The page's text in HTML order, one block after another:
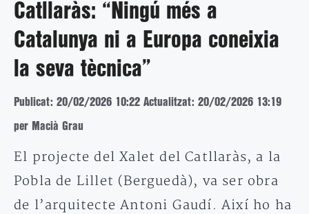
Catllaràs: “Ningú més a
Catalunya ni a Europa coneixia
la seva tècnica”
Publicat: 20/02/2026 10:22 Actualitzat: 20/02/2026 13:19
per Macià Grau
El projecte del Xalet del Catllaràs, a la
Pobla de Lillet (Berguedà), va ser obra
de l’arquitecte Antoni Gaudí. Així ho ha